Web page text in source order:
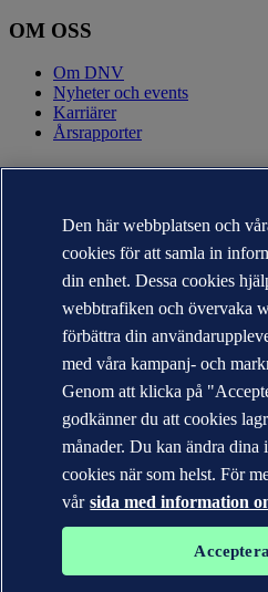
OM OSS
Om DNV
Nyheter och events
Karriärer
Årsrapporter
KONTAKT
Kontakta DNV
Hitta närmaste kontor
Kontakter för media
Veracity.com
Sekretesspolicy
Användarvillkor
Copyright © DNV AS 2026
Cookie information
Den här webbplatsen och
cookies för att samla in
din enhet. Dessa cookies
webbtrafiken och övervaka
förbättra din
med våra kampanj- och
Genom att klicka på
godkänner du att cookies
månader. Du kan ändra dina
cookies när som helst. För
vår sida med information